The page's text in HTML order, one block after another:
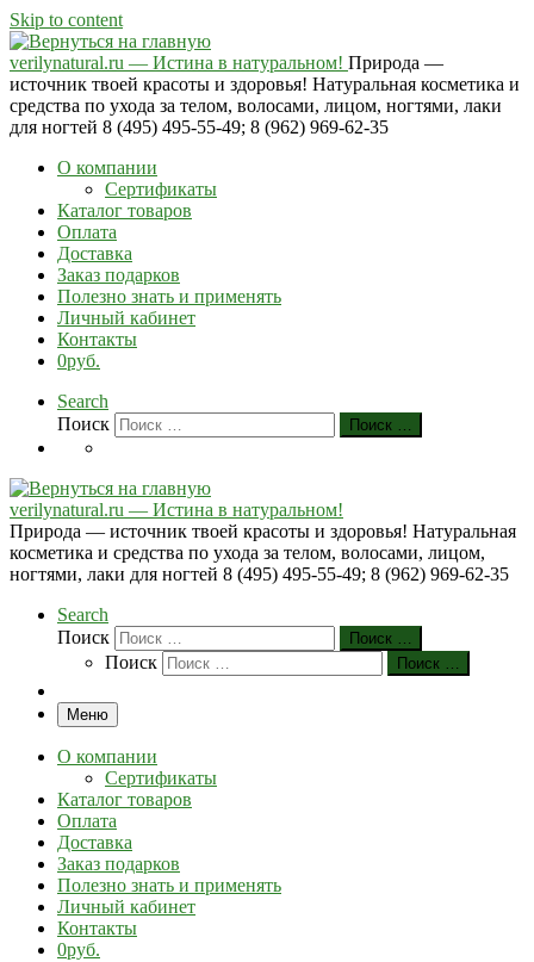
Skip to content
verilynatural.ru — Истина в натуральном! Природа —
источник твоей красоты и здоровья! Натуральная косметика и
средства по ухода за телом, волосами, лицом, ногтями, лаки
для ногтей 8 (495) 495-55-49; 8 (962) 969-62-35
О компании
Сертификаты
Каталог товаров
Оплата
Доставка
Заказ подарков
Полезно знать и применять
Личный кабинет
Контакты
0руб.
Search
Поиск
Поиск …
verilynatural.ru — Истина в натуральном!
Природа — источник твоей красоты и здоровья! Натуральная
косметика и средства по ухода за телом, волосами, лицом,
ногтями, лаки для ногтей 8 (495) 495-55-49; 8 (962) 969-62-35
Search
Поиск
Поиск …
Поиск Поиск …
Меню
О компании
Сертификаты
Каталог товаров
Оплата
Доставка
Заказ подарков
Полезно знать и применять
Личный кабинет
Контакты
0руб.